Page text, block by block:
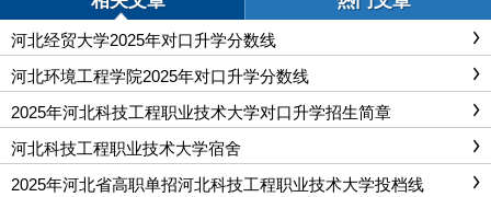
河北经贸大学2025年对口升学分数线
河北环境工程学院2025年对口升学分数线
2025年河北科技工程职业技术大学对口升学招生简章
河北科技工程职业技术大学宿舍
2025年河北省高职单招河北科技工程职业技术大学投档线